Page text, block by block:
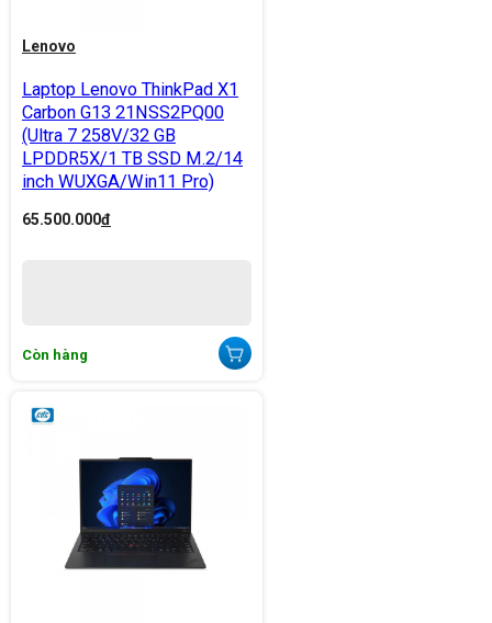
Lenovo
Laptop Lenovo ThinkPad X1
Carbon G13 21NSS2PQ00
(Ultra 7 258V/32 GB
LPDDR5X/1 TB SSD M.2/14
inch WUXGA/Win11 Pro)
65.500.000đ
Còn hàng